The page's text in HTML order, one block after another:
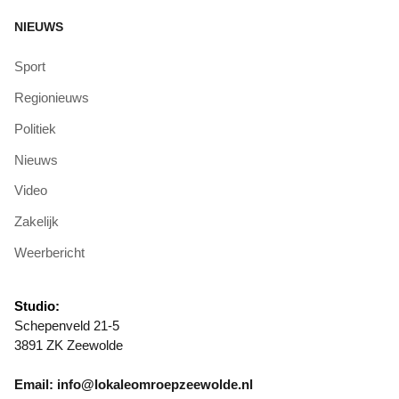
NIEUWS
Sport
Regionieuws
Politiek
Nieuws
Video
Zakelijk
Weerbericht
Studio:
Schepenveld 21-5
3891 ZK Zeewolde
Email: info@lokaleomroepzeewolde.nl